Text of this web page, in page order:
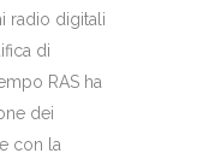
radio digitali
di
RAS ha
dei
con la